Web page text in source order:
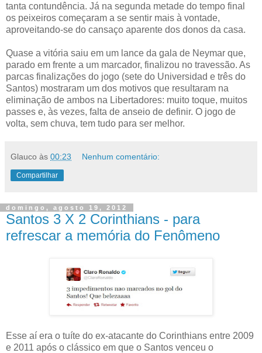
tanta contundência. Já na segunda metade do tempo final
os peixeiros começaram a se sentir mais à vontade,
aproveitando-se do cansaço aparente dos donos da casa.
Quase a vitória saiu em um lance da gala de Neymar que,
parado em frente a um marcador, finalizou no travessão. As
parcas finalizações do jogo (sete do Universidad e três do
Santos) mostraram um dos motivos que resultaram na
eliminação de ambos na Libertadores: muito toque, muitos
passes e, às vezes, falta de anseio de definir. O jogo de
volta, sem chuva, tem tudo para ser melhor.
Glauco às 00:23 Nenhum comentário:
Compartilhar
domingo, agosto 19, 2012
Santos 3 X 2 Corinthians - para
refrescar a memória do Fenômeno
Esse aí era o tuíte do ex-atacante do Corinthians entre 2009
e 2011 após o clássico em que o Santos venceu o